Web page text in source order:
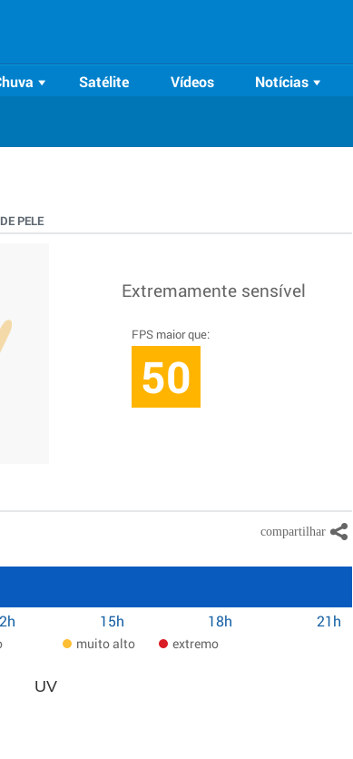
Satélite Vídeos Notícias
PELE
Extremamente sensível
FPS maior que:
50
15h 18h 21h
muito alto extremo
UV